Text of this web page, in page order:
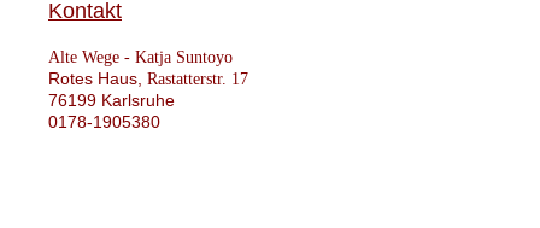
Kontakt
Alte Wege - Katja Suntoyo
Rotes Haus, Rastatterstr. 17
76199 Karlsruhe
0178-1905380